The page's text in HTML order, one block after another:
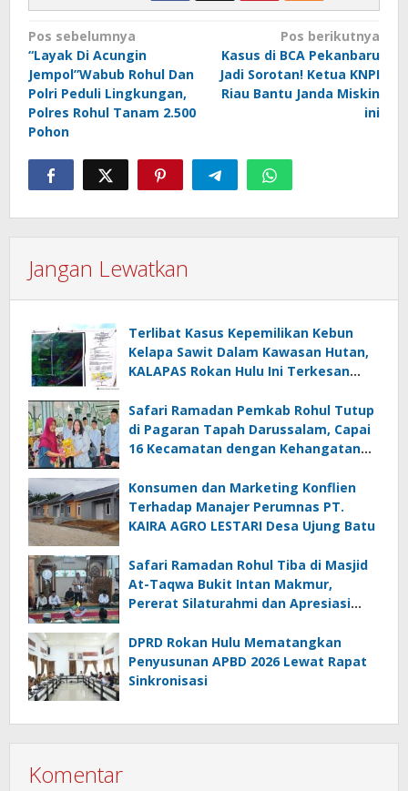
Navigasi
pos
Pos sebelumnya
“Layak Di Acungin
Jempol”Wabub Rohul Dan
Polri Peduli Lingkungan,
Polres Rohul Tanam 2.500
Pohon
Pos berikutnya
Kasus di BCA Pekanbaru
Jadi Sorotan! Ketua KNPI
Riau Bantu Janda Miskin
ini
Jangan Lewatkan
Terlibat Kasus Kepemilikan Kebun
Kelapa Sawit Dalam Kawasan Hutan,
KALAPAS Rokan Hulu Ini Terkesan
Indonesia
Safari Ramadan Pemkab Rohul Tutup
di Pagaran Tapah Darussalam, Capai
16 Kecamatan dengan Kehangatan
Konsumen dan Marketing Konflien
Terhadap Manajer Perumnas PT.
KAIRA AGRO LESTARI Desa Ujung Batu
Safari Ramadan Rohul Tiba di Masjid
At-Taqwa Bukit Intan Makmur,
Pererat Silaturahmi dan Apresiasi
DPRD Rokan Hulu Mematangkan
Penyusunan APBD 2026 Lewat Rapat
Sinkronisasi
Komentar